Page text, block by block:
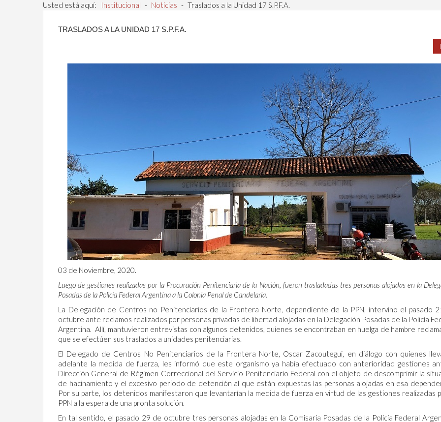
Usted está aquí: Institucional - Noticias - Traslados a la Unidad 17 S.P.F.A.
TRASLADOS A LA UNIDAD 17 S.P.F.A.
03 de Noviembre, 2020.
Luego de gestiones realizadas por la Procuración Penitenciaria de la Nación, fueron trasladadas tres personas alojadas en la
Posadas de la Policía Federal Argentina a la Colonia Penal de Candelaria.
La Delegación de Centros no Penitenciarios de la Frontera Norte, dependiente de la PPN, intervino el pasado
octubre ante reclamos realizados por personas privadas de libertad alojadas en la Delegación Posadas de la Policía
Argentina. Allí, mantuvieron entrevistas con algunos detenidos, quienes se encontraban en huelga de hambre
que se efectúen sus traslados a unidades penitenciarias.
El Delegado de Centros No Penitenciarios de la Frontera Norte, Oscar Zacoutegui, en diálogo con quienes
adelante la medida de fuerza, les informó que este organismo ya había efectuado con anterioridad gestiones
Dirección General de Régimen Correccional del Servicio Penitenciario Federal con el objeto de descomprimir la
de hacinamiento y el excesivo período de detención al que están expuestas las personas alojadas en esa
Por su parte, los detenidos manifestaron que levantarían la medida de fuerza en virtud de las gestiones realizadas
PPN a la espera de una pronta solución.
En tal sentido, el pasado 29 de octubre tres personas alojadas en la Comisaría Posadas de la Policía Federal